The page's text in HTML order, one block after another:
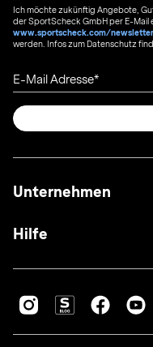
Ich möchte zukünftig Angebote,
der SportScheck GmbH per E-Mail
www.sportscheck.com/
werden. Infos zum Datenschutz
E-Mail Adresse
Unternehmen
Hilfe